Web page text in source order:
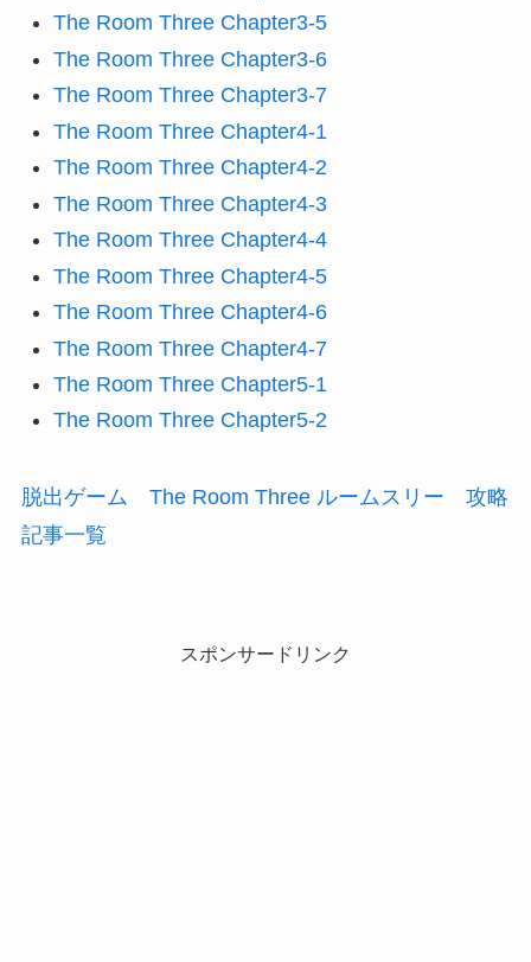
The Room Three Chapter3-5
The Room Three Chapter3-6
The Room Three Chapter3-7
The Room Three Chapter4-1
The Room Three Chapter4-2
The Room Three Chapter4-3
The Room Three Chapter4-4
The Room Three Chapter4-5
The Room Three Chapter4-6
The Room Three Chapter4-7
The Room Three Chapter5-1
The Room Three Chapter5-2
脱出ゲーム The Room Three ルームスリー 攻略
記事一覧
スポンサードリンク